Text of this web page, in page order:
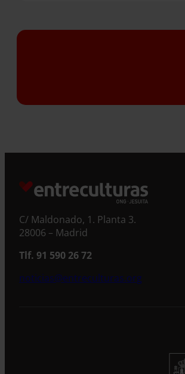
C/ Maldonado, 1. Planta 3.
28006 – Madrid
Tlf. 91 590 26 72
noticias@entreculturas.org